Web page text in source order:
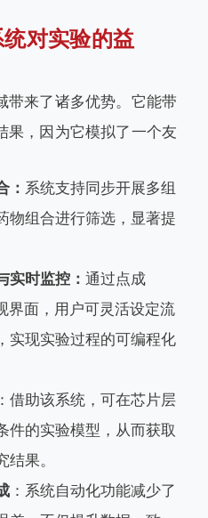
对实验的益
带来了诸多优势。它能带
果，因为它模拟了一个友
： 系统支持同步开展多组
物组合进行筛选，显著提
实时监控： 通过点成
界面，用户可灵活设定流
实现实验过程的可编程化
借助该系统，可在芯片层
件的实验模型，从而获取
果。
：系统自动化功能减少了